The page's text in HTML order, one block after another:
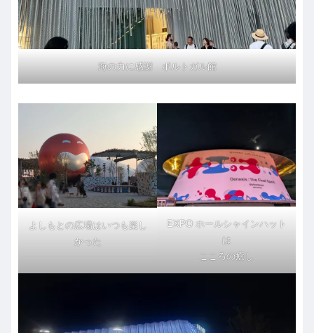
海の力に感謝 ポルトガル館
よしもとの広場はいつも楽し
かった
EXPO ホールシャインハット
は
こころの癒し